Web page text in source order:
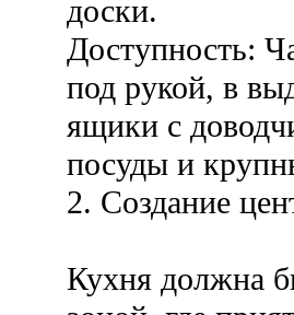
доски.
Доступность:
под рукой, в
ящики с
посуды и
2. Создание
Кухня должна